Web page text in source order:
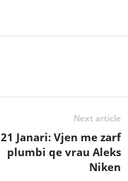
Next article
21 Janari: Vjen me zarf
plumbi qe vrau Aleks
Niken